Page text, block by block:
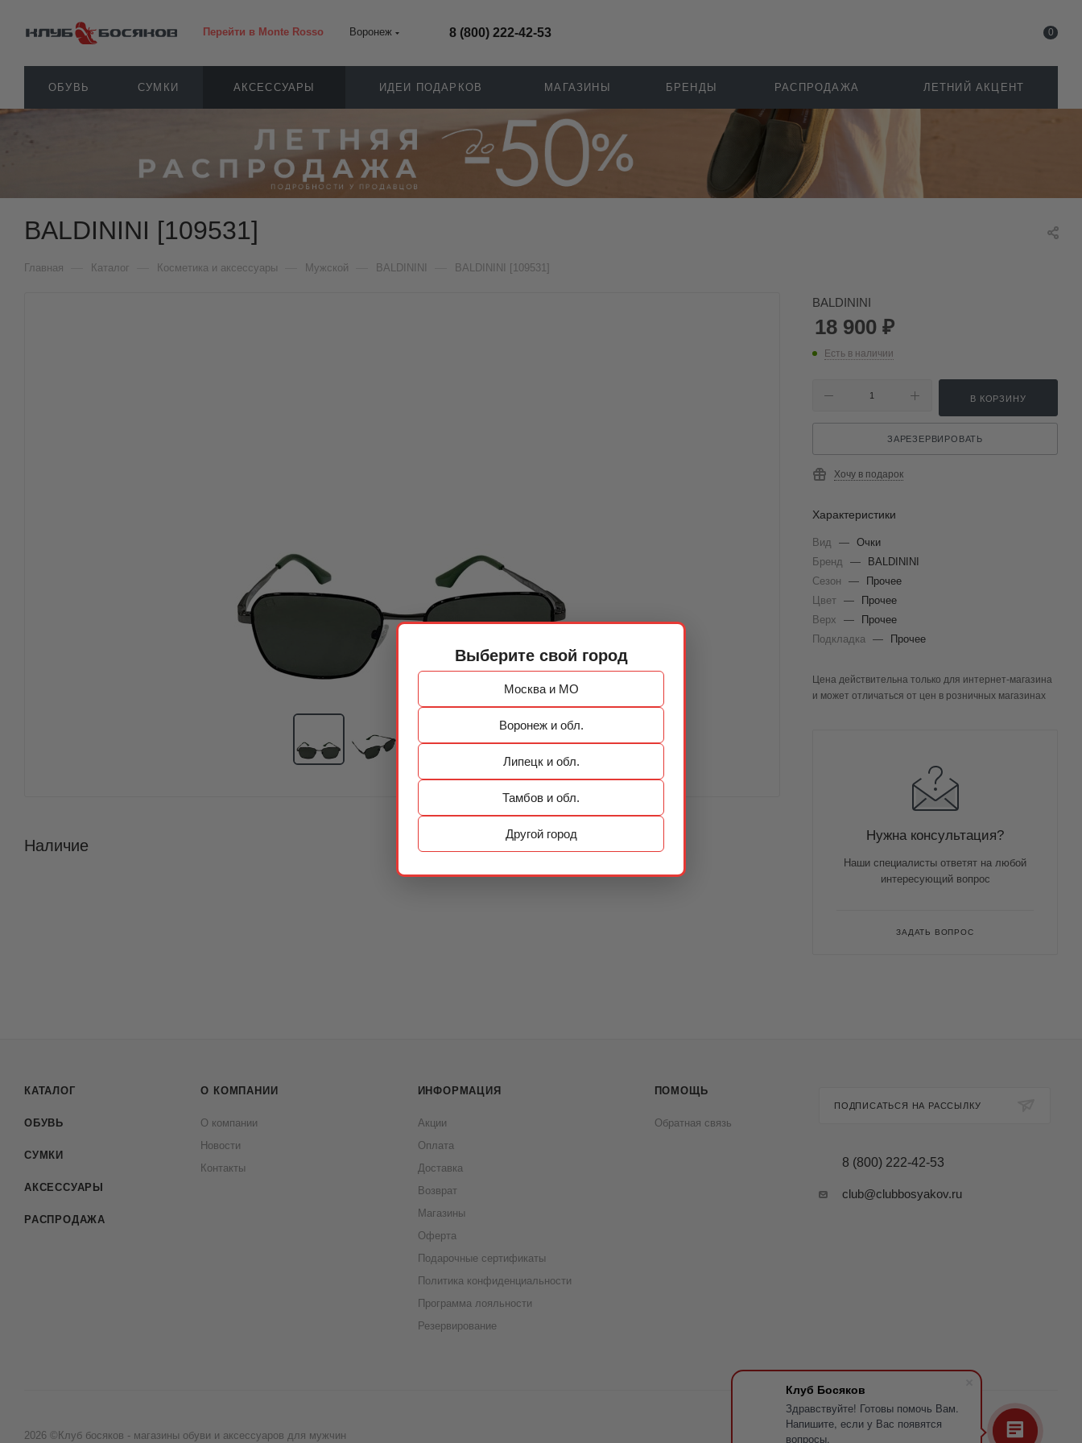
Клуб Босяков
Здравствуйте! Готовы помочь Вам.
Напишите, если у Вас появятся
вопросы.
Выберите свой город
Москва и МО
Воронеж и обл.
Липецк и обл.
Тамбов и обл.
Другой город
Перейти в Monte Rosso Воронеж 8 (800) 222-42-53 0
ОБУВЬ СУМКИ АКСЕССУАРЫ ИДЕИ ПОДАРКОВ МАГАЗИНЫ БРЕНДЫ РАСПРОДАЖА ЛЕТНИЙ АКЦЕНТ
BALDININI [109531]
Главная Каталог Косметика и аксессуары Мужской BALDININI BALDININI [109531]
Наличие
BALDININI
18 900 ₽
Есть в наличии
В КОРЗИНУ
ЗАРЕЗЕРВИРОВАТЬ
Хочу в подарок
Характеристики
Вид — Очки
Бренд
—
BALDININI
Сезон
—
Прочее
Цвет —
Прочее
Верх
—
Прочее
Подкладка — Прочее
Цена действительна только для интернет-магазина
и может отличаться от цен в розничных магазинах
Нужна консультация?
Наши специалисты ответят на любой
интересующий вопрос
ЗАДАТЬ ВОПРОС
КАТАЛОГ
ОБУВЬ
СУМКИ
АКСЕССУАРЫ
РАСПРОДАЖА
О КОМПАНИИ
О компании
Новости
Контакты
ИНФОРМАЦИЯ
Акции
Оплата
Доставка
Возврат
Магазины
Оферта
Подарочные сертификаты
Политика конфиденциальности
Программа лояльности
Резервирование
ПОМОЩЬ
Обратная связь
ПОДПИСАТЬСЯ НА РАССЫЛКУ
8 (800) 222-42-53
club@clubbosyakov.ru
2026 ©Клуб босяков - магазины обуви и аксессуаров для мужчин